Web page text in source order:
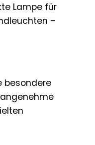
Lampe für
–
besondere